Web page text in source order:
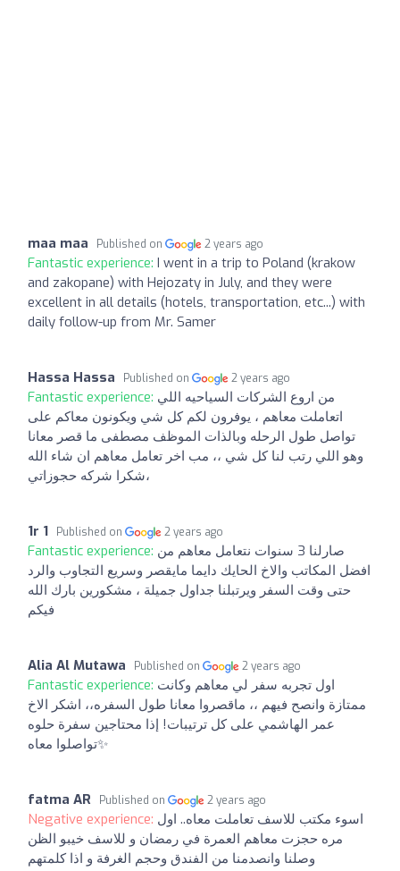
maa maa Published on 2 years ago
Fantastic experience: I went in a trip to Poland (krakow
and zakopane) with Hejozaty in July, and they were
excellent in all details (hotels, transportation, etc...) with
daily follow-up from Mr. Samer
Hassa Hassa Published on 2 years ago
Fantastic experience: من اروع الشركات السياحيه اللي
اتعاملت معاهم ، يوفرون لكم كل شي ويكونون معاكم على
تواصل طول الرحله وبالذات الموظف مصطفى ما قصر معانا
وهو اللي رتب لنا كل شي ،، مب اخر تعامل معاهم ان شاء الله
،شكرا شركه حجوزاتي
1r 1 Published on 2 years ago
Fantastic experience: صارلنا 3 سنوات نتعامل معاهم من
افضل المكاتب والاخ الحايك دايما مايقصر وسريع التجاوب والرد
حتى وقت السفر ويرتبلنا جداول جميلة ، مشكورين بارك الله
فيكم
Alia Al Mutawa Published on 2 years ago
Fantastic experience: اول تجربه سفر لي معاهم وكانت
ممتازة وانصح فيهم ،، ماقصروا معانا طول السفره،، اشكر الاخ
عمر الهاشمي على كل ترتيبات! إذا محتاجين سفرة حلوه
تواصلوا معاه✨
fatma AR Published on 2 years ago
Negative experience: اسوء مكتب للاسف تعاملت معاه.. اول
مره حجزت معاهم العمرة في رمضان و للاسف خيبو الظن
وصلنا وانصدمنا من الفندق وحجم الغرفة و اذا كلمتهم